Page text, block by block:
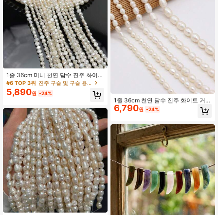
1줄 36cm 미니 천연 담수 진주 화이트
너겟 진주 비즈 주얼리 만들기 DIY 여
성 남성 목걸이 팔찌 수공예 액세서리
#6 TOP 3위 진주 구슬 및 구슬 용품
5,890원 -24%
1줄 36cm 천연 담수 진주 화이트 거의
둥근 진주 비즈 주얼리 제작 DIY 여성
남성 목걸이 팔찌 수공예 액세서리
6,790원 -24%